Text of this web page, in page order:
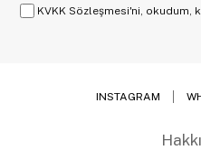
KVKK Sözleşmesi'ni, okudum,
INSTAGRAM